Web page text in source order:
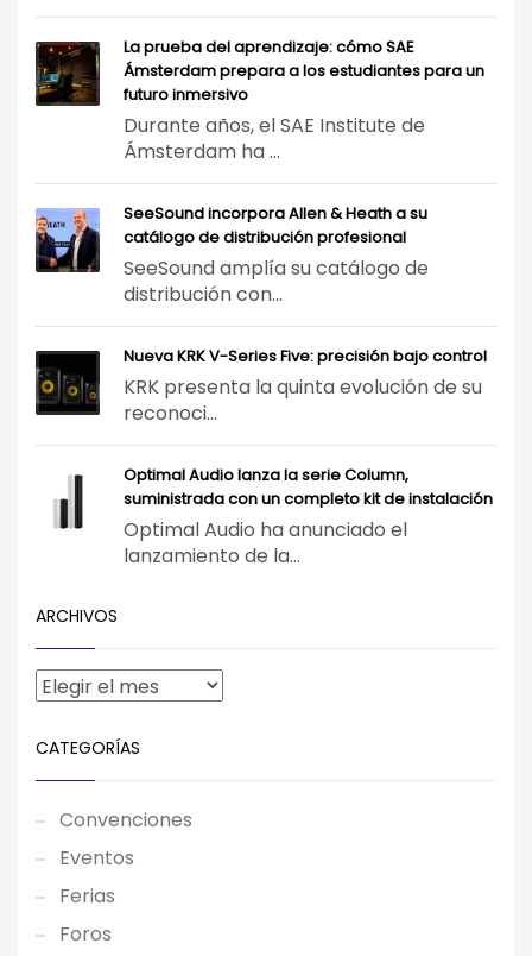
La prueba del aprendizaje: cómo SAE
Ámsterdam prepara a los estudiantes para un
futuro inmersivo
Durante años, el SAE Institute de
Ámsterdam ha ...
SeeSound incorpora Allen & Heath a su
catálogo de distribución profesional
SeeSound amplía su catálogo de
distribución con...
Nueva KRK V-Series Five: precisión bajo control
KRK presenta la quinta evolución de su
reconoci...
Optimal Audio lanza la serie Column,
suministrada con un completo kit de instalación
Optimal Audio ha anunciado el
lanzamiento de la...
ARCHIVOS
CATEGORÍAS
Convenciones
Eventos
Ferias
Foros